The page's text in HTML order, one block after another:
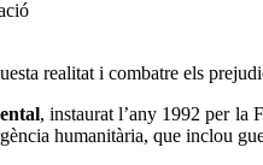
realitat i combatre els
, instaurat l’any 1992 per la
humanitària, que inclou